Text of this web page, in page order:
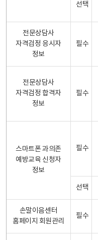
선택
전문상담사
자격검정 응시자
정보
필수
전문상담사
자격검정 합격자
정보
필수
스마트폰 과의존
예방교육 신청자
정보
필수
선택
손말이음센터
홈페이지 회원관리
필수